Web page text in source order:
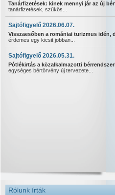
Tanárfizetések: kinek mennyi jár az új
tanárfizetések, szűkös...
Sajtófigyelő 2026.06.07.
Visszaesőben a romániai turizmus idén,
érdemes egy kicsit jobban...
Sajtófigyelő 2026.05.31.
Pótlékirtás a közalkalmazotti
egységes bértörvény új tervezete...
Rólunk írták